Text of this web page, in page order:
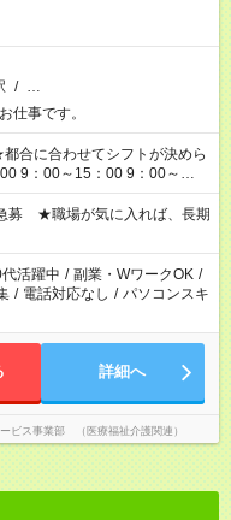
/ …
事です。
9：00～15：00 9：00～
できません ※法令に基づき、
加入対象となります ※労働者
により、短時間・短期間の就
す
募 ★職場が気に入れば、長期
活躍中 / 副業・WワークOK /
/ 電話対応なし / パソコンスキ
詳細へ
ビス事業部 （医療福祉介護関連）